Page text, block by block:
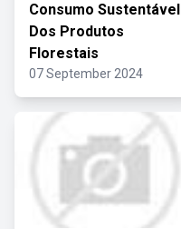
Consumo Sustentável
Dos Produtos
Florestais
07 September 2024